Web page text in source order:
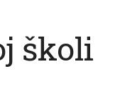
školi